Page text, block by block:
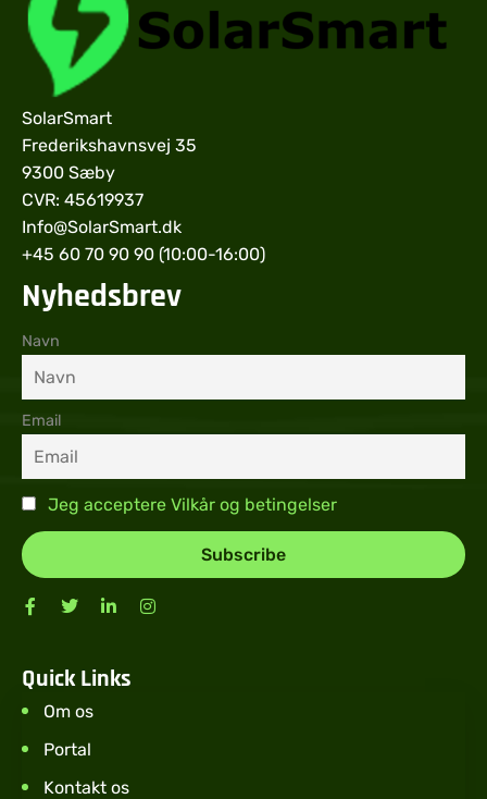
SolarSmart
Frederikshavnsvej 35
9300 Sæby
CVR: 45619937
Info@SolarSmart.dk
+45 60 70 90 90 (10:00-16:00)
Nyhedsbrev
Navn
Email
Jeg acceptere Vilkår og betingelser
Quick Links
Om os
Portal
Kontakt os